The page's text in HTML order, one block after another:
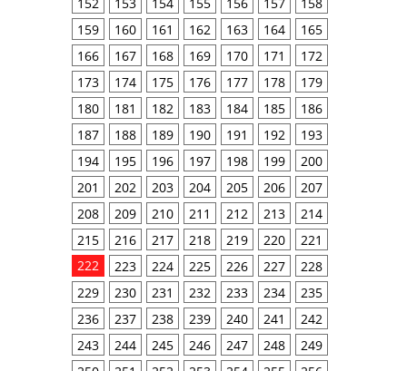
159
160 161 162 163 164
165
166
167 168 169 170 171
172
173
174 175 176 177 178
179
180
181 182 183 184 185
186
187
188 189 190 191 192
193
194
195 196 197 198 199
200
201
202 203 204 205 206
207
208
209 210 211 212 213
214
215
216 217 218 219 220
221
222
223 224 225 226 227
228
229
230 231 232 233 234
235
236
237 238 239 240 241
242
243
244 245 246 247 248
249